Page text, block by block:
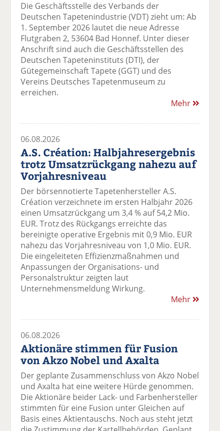
Die Geschäftsstelle des Verbands der
Deutschen Tapetenindustrie (VDT) zieht um: Ab
1. September 2026 lautet die neue Adresse
Flutgraben 2, 53604 Bad Honnef. Unter dieser
Anschrift sind auch die Geschäftsstellen des
Deutschen Tapeteninstituts (DTI), der
Gütegemeinschaft Tapete (GGT) und des
Vereins Deutsches Tapetenmuseum zu
erreichen.
Mehr
06.08.2026
A.S. Création: Halbjahresergebnis
trotz Umsatzrückgang nahezu auf
Vorjahresniveau
Der börsennotierte Tapetenhersteller A.S.
Création verzeichnete im ersten Halbjahr 2026
einen Umsatzrückgang um 3,4 % auf 54,2 Mio.
EUR. Trotz des Rückgangs erreichte das
bereinigte operative Ergebnis mit 0,9 Mio. EUR
nahezu das Vorjahresniveau von 1,0 Mio. EUR.
Die eingeleiteten Effizienzmaßnahmen und
Anpassungen der Organisations- und
Personalstruktur zeigten laut
Unternehmensmeldung Wirkung.
Mehr
06.08.2026
Aktionäre stimmen für Fusion
von Akzo Nobel und Axalta
Der geplante Zusammenschluss von Akzo Nobel
und Axalta hat eine weitere Hürde genommen.
Die Aktionäre beider Lack- und Farbenhersteller
stimmten für eine Fusion unter Gleichen auf
Basis eines Aktientauschs. Noch aus steht jetzt